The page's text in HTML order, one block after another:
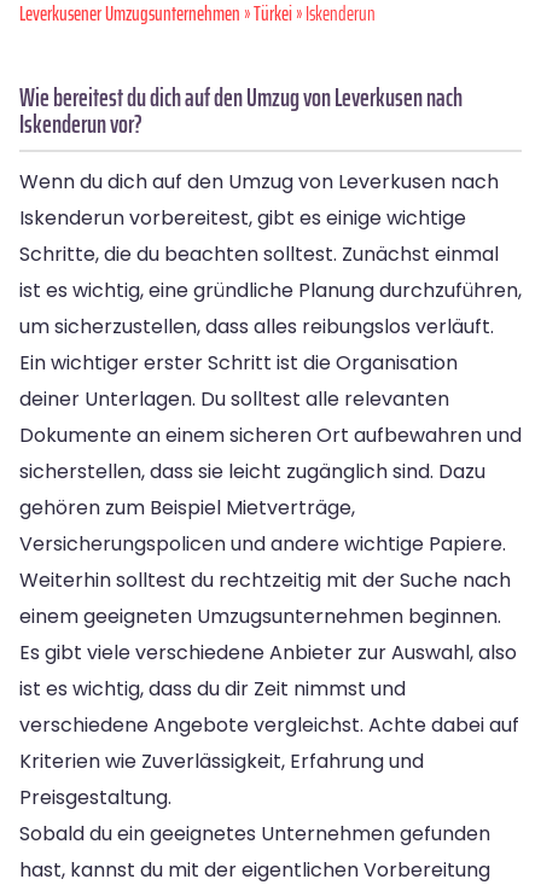
Leverkusener Umzugsunternehmen»Türkei» Iskenderun
Wie bereitest du dich auf den Umzug von Leverkusen nach
Iskenderun vor?
Wenn du dich auf den Umzug von Leverkusen nach
Iskenderun vorbereitest, gibt es einige wichtige
Schritte, die du beachten solltest. Zunächst einmal
ist es wichtig, eine gründliche Planung durchzuführen,
um sicherzustellen, dass alles reibungslos verläuft.
Ein wichtiger erster Schritt ist die Organisation
deiner Unterlagen. Du solltest alle relevanten
Dokumente an einem sicheren Ort aufbewahren und
sicherstellen, dass sie leicht zugänglich sind. Dazu
gehören zum Beispiel Mietverträge,
Versicherungspolicen und andere wichtige Papiere.
Weiterhin solltest du rechtzeitig mit der Suche nach
einem geeigneten Umzugsunternehmen beginnen.
Es gibt viele verschiedene Anbieter zur Auswahl, also
ist es wichtig, dass du dir Zeit nimmst und
verschiedene Angebote vergleichst. Achte dabei auf
Kriterien wie Zuverlässigkeit, Erfahrung und
Preisgestaltung.
Sobald du ein geeignetes Unternehmen gefunden
hast, kannst du mit der eigentlichen Vorbereitung